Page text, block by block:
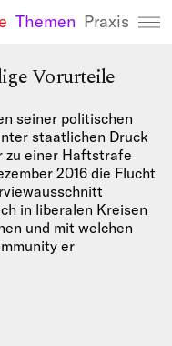
We Refugees
Themen Praxis
Vorurteile
seiner politischen
staatlichen Druck
zu einer Haftstrafe
2016 die Flucht
in liberalen Kreisen
und mit welchen
er